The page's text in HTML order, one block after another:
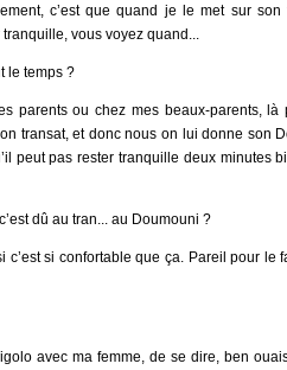
c’est que quand je le met sur
vous voyez quand...
le temps ?
parents ou chez mes beaux-parents, là
transat, et donc nous on lui donne son
peut pas rester tranquille deux minutes
dû au tran... au Doumouni ?
si confortable que ça. Pareil pour le
avec ma femme, de se dire, ben